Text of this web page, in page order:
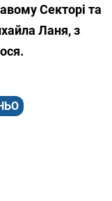
Секторі та
Ланя, з